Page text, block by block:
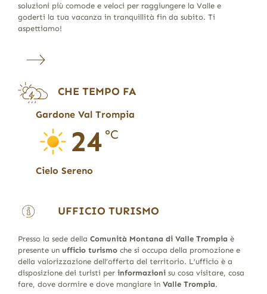
soluzioni più comode e veloci per raggiungere la Valle e
goderti la tua vacanza in tranquillità fin da subito. Ti
aspettiamo!
CHE TEMPO FA
Gardone Val Trompia
24 °C
Cielo Sereno
UFFICIO TURISMO
Presso la sede della Comunità Montana di Valle Trompia è
presente un ufficio turismoche si occupa della promozione e
della valorizzazione dell’offerta del territorio. L’ufficio è a
disposizione dei turisti per informazionisu cosa visitare, cosa
fare, dove dormire e dove mangiare in Valle Trompia.